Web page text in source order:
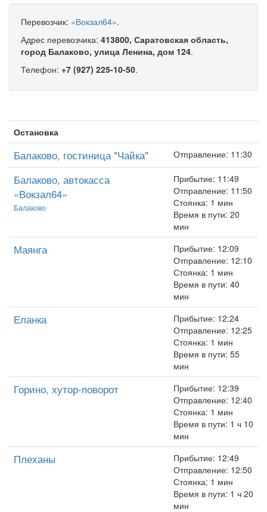
Перевозчик: «Вокзал64».
Адрес перевозчика: 413800, Саратовская область,
город Балаково, улица Ленина, дом 124.
Телефон: +7 (927) 225-10-50.
Остановка
Балаково, гостиница "Чайка" Отправление: 11:30
Балаково, автокасса
«Вокзал64»
Балаково
Прибытие: 11:49
Отправление: 11:50
Стоянка: 1 мин
Время в пути: 20
мин
Маянга
Прибытие: 12:09
Отправление: 12:10
Стоянка: 1 мин
Время в пути: 40
мин
Еланка
Прибытие: 12:24
Отправление: 12:25
Стоянка: 1 мин
Время в пути: 55
мин
Горино, хутор-поворот
Прибытие: 12:39
Отправление: 12:40
Стоянка: 1 мин
Время в пути: 1 ч 10
мин
Плеханы
Прибытие: 12:49
Отправление: 12:50
Стоянка: 1 мин
Время в пути: 1 ч 20
мин